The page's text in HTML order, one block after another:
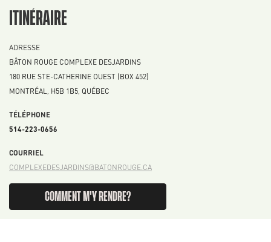
ITINÉRAIRE
ADRESSE
BÂTON ROUGE COMPLEXE DESJARDINS
180 RUE STE-CATHERINE OUEST (BOX 452)
MONTRÉAL
H5B 1B5 QUÉBEC
TÉLÉPHONE
514-223-0656
COURRIEL
COMPLEXEDESJARDINS@BATONROUGE.CA
COMMENT M'Y RENDRE?